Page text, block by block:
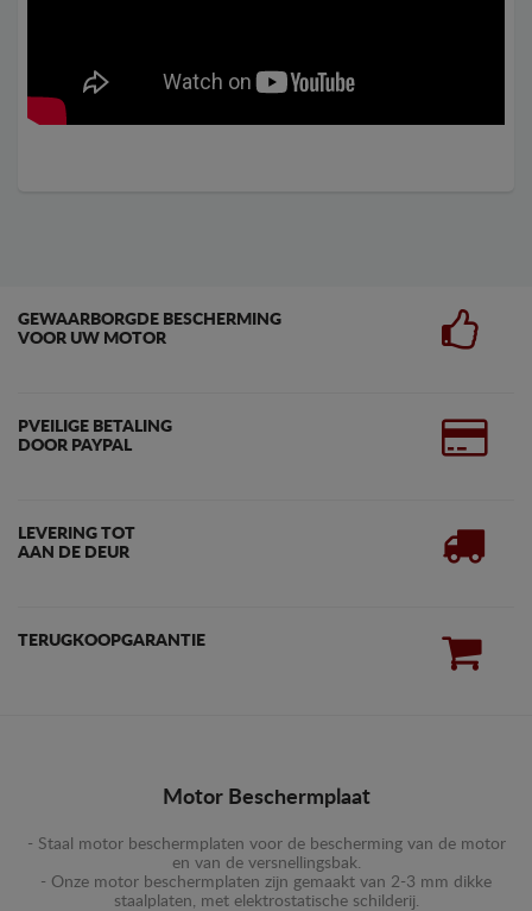
GEWAARBORGDE BESCHERMING
VOOR UW MOTOR
PVEILIGE BETALING
DOOR PAYPAL
LEVERING TOT
AAN DE DEUR
TERUGKOOPGARANTIE
Motor Beschermplaat
- Staal motor beschermplaten voor de bescherming van de motor
en van de versnellingsbak.
- Onze motor beschermplaten zijn gemaakt van 2-3 mm dikke
staalplaten, met elektrostatische schilderij.